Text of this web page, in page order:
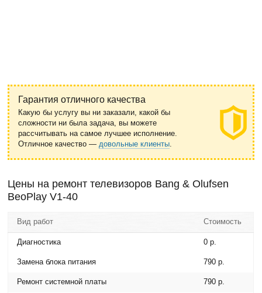
Гарантия отличного качества
Какую бы услугу вы ни заказали, какой бы
сложности ни была задача, вы можете
рассчитывать на самое лучшее исполнение.
Отличное качество —довольные клиенты.
Цены на ремонт телевизоров Bang & Olufsen
BeoPlay V1-40
Вид работ Стоимость
Диагностика 0 р.
Замена блока питания 790 р.
Ремонт системной платы 790 р.